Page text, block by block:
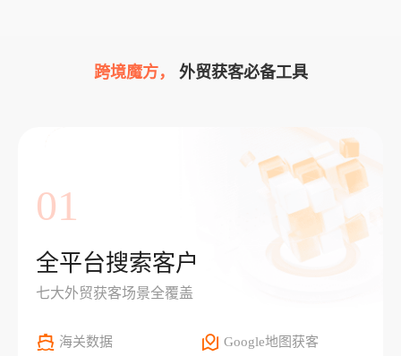
跨境魔方， 外贸获客必备工具
01
全平台搜索客户
七大外贸获客场景全覆盖
海关数据 Google地图获客